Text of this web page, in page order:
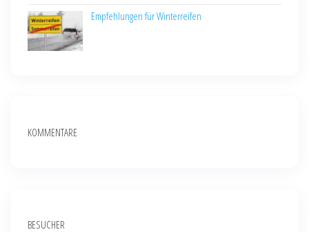
Empfehlungen für Winterreifen
KOMMENTARE
BESUCHER